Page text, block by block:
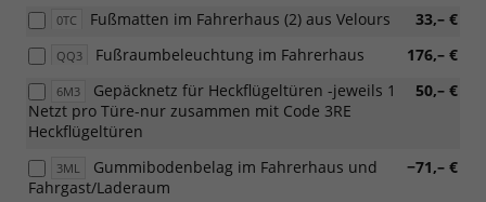
0TC 33,– €
Fußmatten im Fahrerhaus (2) aus Velours
QQ3 176,– €
Fußraumbeleuchtung im Fahrerhaus
6M3 50,– €
Gepäcknetz für Heckflügeltüren -jeweils 1
Netzt pro Türe-nur zusammen mit Code 3RE
Heckflügeltüren
3ML −71,– €
Gummibodenbelag im Fahrerhaus und
Fahrgast/Laderaum